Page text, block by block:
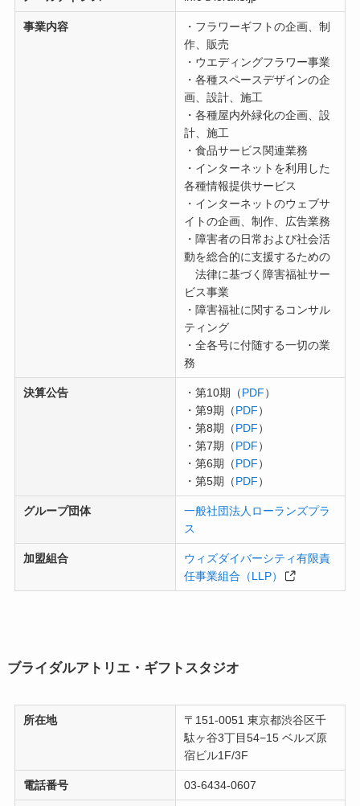
事業内容
・フラワーギフトの企画、制
作、販売
・ウエディングフラワー事業
・各種スペースデザインの企
画、設計、施工
・各種屋内外緑化の企画、設
計、施工
・食品サービス関連業務
・インターネットを利用した
各種情報提供サービス
・インターネットのウェブサ
イトの企画、制作、広告業務
・障害者の日常および社会活
動を総合的に支援するための
法律に基づく障害福祉サー
ビス事業
・障害福祉に関するコンサル
ティング
・全各号に付随する一切の業
務
決算公告 ・第10期（PDF）
・第9期（PDF）
・第8期（PDF）
・第7期（PDF）
・第6期（PDF）
・第5期（PDF）
グループ団体
一般社団法人ローランズプラ
ス
加盟組合
ウィズダイバーシティ有限責
任事業組合（LLP）
ブライダルアトリエ・ギフトスタジオ
所在地
〒151-0051 東京都渋谷区千
駄ヶ谷3丁目54−15 ベルズ原
宿ビル1F/3F
電話番号 03-6434-0607